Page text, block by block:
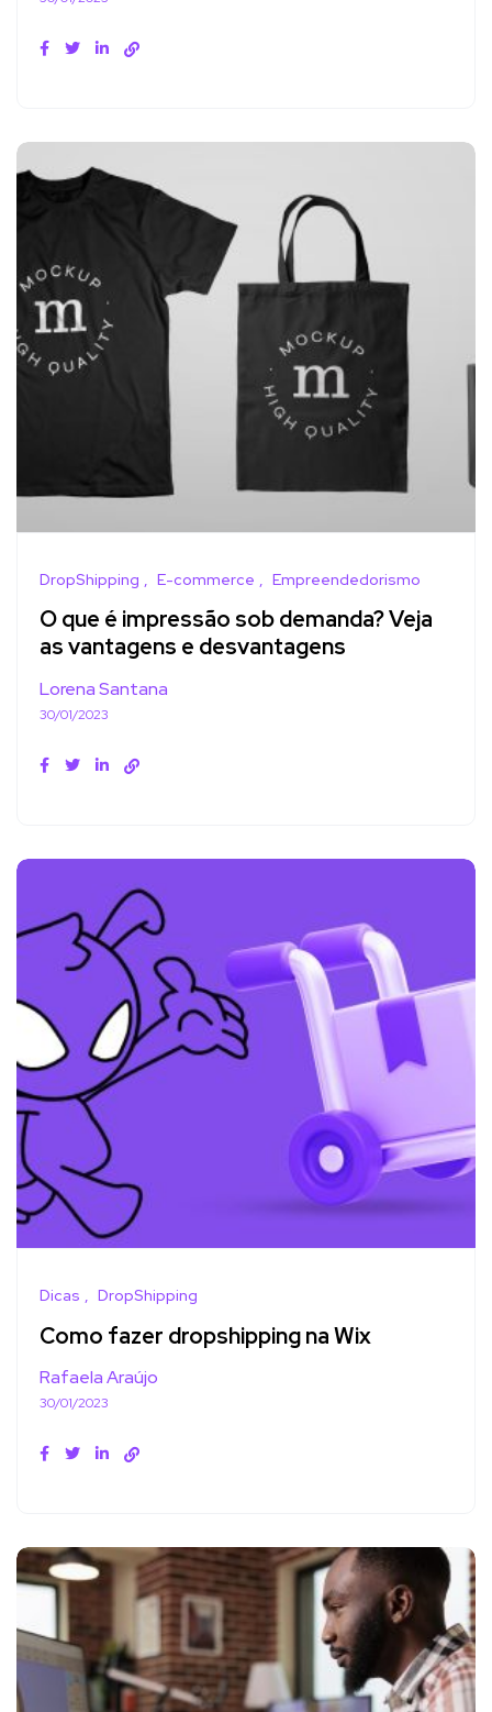
DropShipping E-commerce Empreendedorismo
O que é impressão sob demanda? Veja
as vantagens e desvantagens
Lorena Santana
30/01/2023
Dicas DropShipping
Como fazer dropshipping na Wix
Rafaela Araújo
30/01/2023